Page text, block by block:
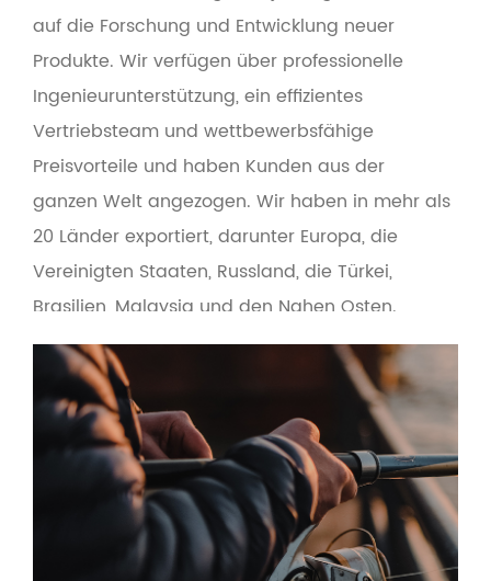
auf die Forschung und Entwicklung neuer
Produkte. Wir verfügen über professionelle
Ingenieurunterstützung, ein effizientes
Vertriebsteam und wettbewerbsfähige
Preisvorteile und haben Kunden aus der
ganzen Welt angezogen. Wir haben in mehr als
20 Länder exportiert, darunter Europa, die
Vereinigten Staaten, Russland, die Türkei,
Brasilien, Malaysia und den Nahen Osten.
Gleichzeitig verwendet das Produkt
umweltfreundliche Umweltschutzmaterialien,
um die Mensch-Maschine-Schnittstelle
benutzerfreundlicher zu gestalten. Basierend
auf dem Grundsatz „Qualität an erster Stelle
und Service an erster Stelle“ bietet das
Unternehmen OEM- und